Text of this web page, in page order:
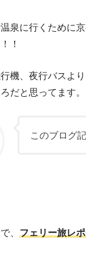
泉に行くために
！
機、夜行バスよ
だと思ってます。
このブログ
、 フェリー旅レ